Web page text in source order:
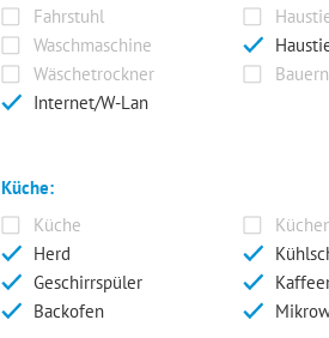
Fahrstuhl
Waschmaschine
Wäschetrockner
Internet/W-Lan
Küche:
Küche
Herd
Geschirrspüler
Backofen